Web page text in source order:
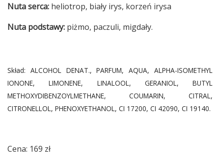
Nuta serca: heliotrop, biały irys, korzeń irysa
Nuta podstawy: piżmo, paczuli, migdały.
Skład: ALCOHOL DENAT., PARFUM, AQUA, ALPHA-ISOMETHYL
IONONE, LIMONENE, LINALOOL, GERANIOL, BUTYL
METHOXYDIBENZOYLMETHANE, COUMARIN, CITRAL,
CITRONELLOL, PHENOXYETHANOL, CI 17200, CI 42090, CI 19140.
Cena: 169 zł